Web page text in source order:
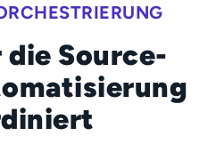
die Source-